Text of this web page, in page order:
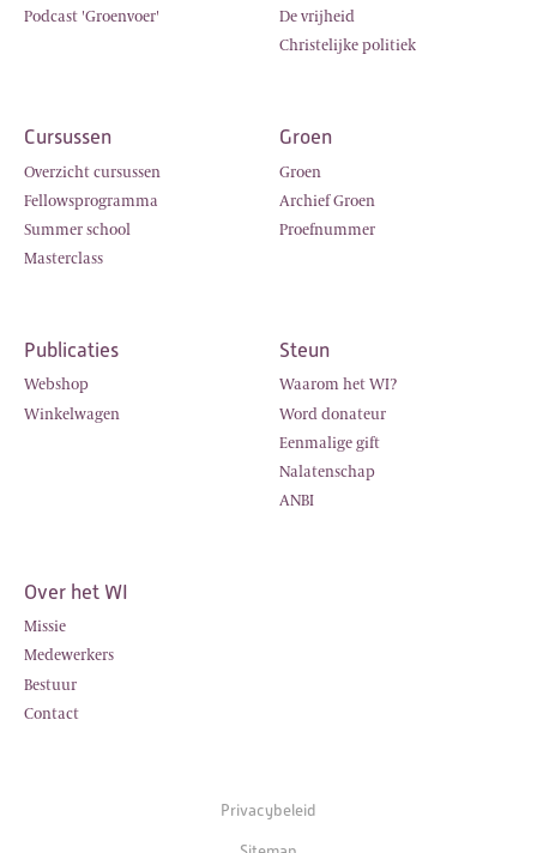
Podcast 'Groenvoer'
De vrijheid
Christelijke politiek
Cursussen
Overzicht cursussen
Fellowsprogramma
Summer school
Masterclass
Groen
Groen
Archief Groen
Proefnummer
Publicaties
Webshop
Winkelwagen
Steun
Waarom het WI?
Word donateur
Eenmalige gift
Nalatenschap
ANBI
Over het WI
Missie
Medewerkers
Bestuur
Contact
Privacybeleid